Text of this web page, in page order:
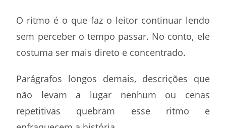
O ritmo é o que faz o leitor continuar lendo
sem perceber o tempo passar. No conto, ele
costuma ser mais direto e concentrado.
Parágrafos longos demais, descrições que
não levam a lugar nenhum ou cenas
repetitivas quebram esse ritmo e